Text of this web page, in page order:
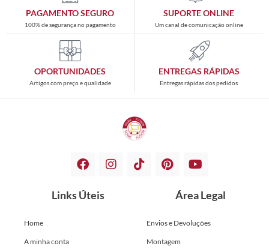
PAGAMENTO SEGURO
100% de segurança no pagamento
SUPORTE ONLINE
Um canal de comunicação online
OPORTUNIDADES
Artigos com preço e qualidade
ENTREGAS RÁPIDAS
Entregas rápidas dos pedidos
Links Úteis
Home
A minha conta
Área Legal
Envios e Devoluções
Montagem